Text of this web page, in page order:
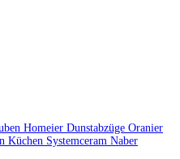
Homeier Dunstabzüge Oranier
Küchen Systemceram Naber